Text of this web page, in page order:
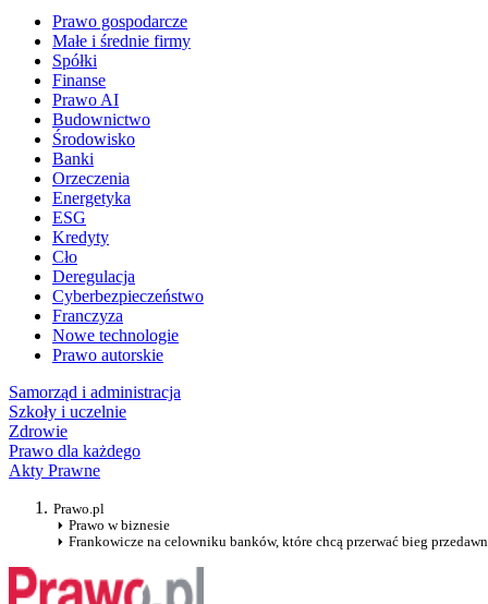
Prawo gospodarcze
Małe i średnie firmy
Spółki
Finanse
Prawo AI
Budownictwo
Środowisko
Banki
Orzeczenia
Energetyka
ESG
Kredyty
Cło
Deregulacja
Cyberbezpieczeństwo
Franczyza
Nowe technologie
Prawo autorskie
Samorząd i administracja
Szkoły i uczelnie
Zdrowie
Prawo dla każdego
Akty Prawne
Prawo.pl
Prawo w biznesie
Frankowicze na celowniku banków, które chcą przerwać bieg